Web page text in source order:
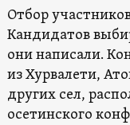
Отбор
Кандидатов
они написали.
из Хурвалети,
других сел,
осетинского